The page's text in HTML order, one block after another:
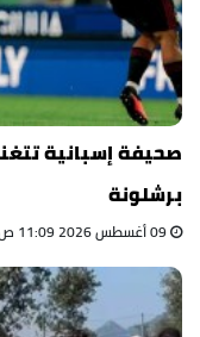
صحيفة إسبانية
برشلونة